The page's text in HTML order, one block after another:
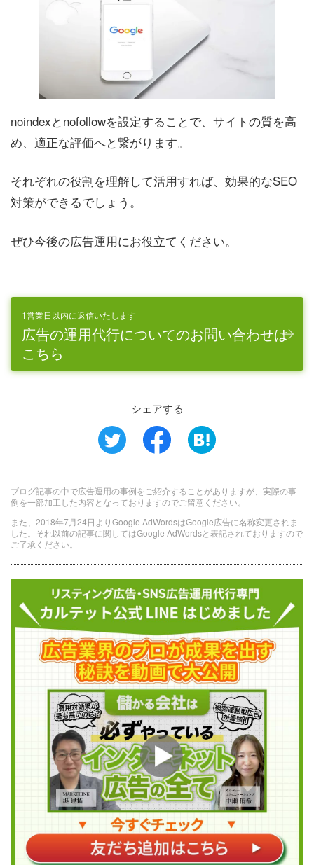
noindexとnofollowを設定することで、サイトの質を高
め、適正な評価へと繋がります。
それぞれの役割を理解して活用すれば、効果的なSEO
対策ができるでしょう。
ぜひ今後の広告運用にお役立てください。
1営業日以内に返信いたします
広告の運用代行についてのお問い合わせは
こちら
シェアする
ブログ記事の中で広告運用の事例をご紹介することがありますが、実際の事
例を一部加工した内容となっておりますのでご留意ください。
また、2018年7月24日よりGoogle AdWordsはGoogle広告に名称変更されま
した。それ以前の記事に関してはGoogle AdWordsと表記されておりますので
ご了承ください。